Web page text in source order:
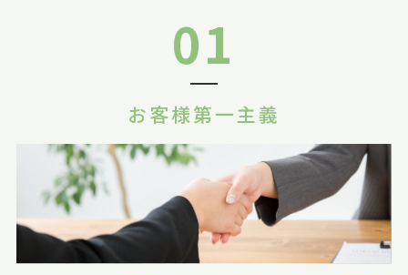
01
お客様第一主義